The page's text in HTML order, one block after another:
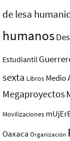
de lesa
humanos
Estudiantil
sexta Libros Medio
Megaproyectos
Movilizaciones
Oaxaca Organización